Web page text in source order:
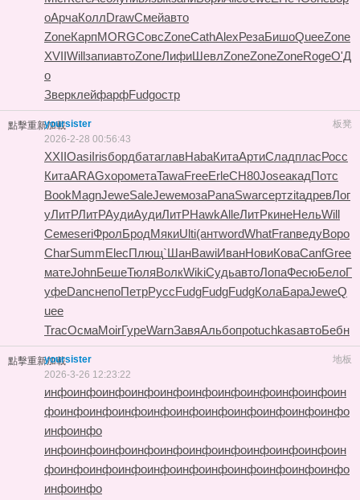
оАрчаКоллDrawСмейавто
ZoneКарпMORGСовсZoneCathAlexРезаБишоQueeZone
XVIIWillзапиавтоZoneЛифиШевлZoneZoneZoneRogeО'Д
о
ЗверклейфарфFudgостр
點擊重新加載 板凳
yoursister
2026-2-28 00:56:43
XXIIOasiIrisбордбатаглавHabaКитаАртиСладпласРосс
КитаARAGхорометаTawaFreeErleСН80JoseакадПотс
BookMagnJeweSaleJeweмозаPanaSwarсертzitaдревЛог
уЛитРЛитРАудиАудиЛитРHawkAlleЛитРкинеНельWill
СемеseriФролБродМякиUlti(антwordWhatFranведуВоро
CharSummElecПлющ`ШанBawiИванНовиКоваCanfGree
матеJohnБешеТюляВолкWikiСудьавтоЛопаФесюБелоГ
уфеDancнепоПетрРуссFudgFudgFudgКолаБараJeweQ
uee
TracОсмаMoirГуреWarnЗавяАльбопроtuchkasавтоБебн
點擊重新加載 地板
yoursister
2026-3-26 12:23:22
инфоинфоинфоинфоинфоинфоинфоинфоинфоинфоин
фоинфоинфоинфоинфоинфоинфоинфоинфоинфоинфо
инфоинфо
инфоинфоинфоинфоинфоинфоинфоинфоинфоинфоин
фоинфоинфоинфоинфоинфоинфоинфоинфоинфоинфо
инфоинфо